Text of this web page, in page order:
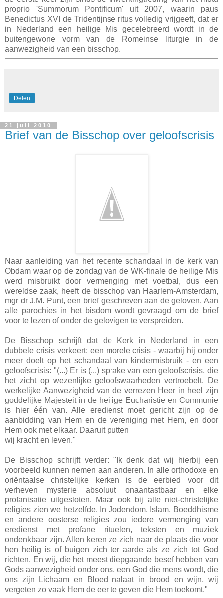
proprio 'Summorum Pontificum' uit 2007, waarin paus
Benedictus XVI de Tridentijnse ritus volledig vrijgeeft, dat er
in Nederland een heilige Mis gecelebreerd wordt in de
buitengewone vorm van de Romeinse liturgie in de
aanwezigheid van een bisschop.
Delen
21 juli 2010
Brief van de Bisschop over geloofscrisis
Naar aanleiding van het recente schandaal in de kerk van
Obdam waar op de zondag van de WK-finale de heilige Mis
werd misbruikt door vermenging met voetbal, dus een
wereldse zaak, heeft de bisschop van Haarlem-Amsterdam,
mgr dr J.M. Punt, een brief geschreven aan de geloven. Aan
alle parochies in het bisdom wordt gevraagd om de brief
voor te lezen of onder de gelovigen te verspreiden.
De Bisschop schrijft dat de Kerk in Nederland in een
dubbele crisis verkeert: een morele crisis - waarbij hij onder
meer doelt op het schandaal van kindermisbruik - en een
geloofscrisis: "(...) Er is (...) sprake van een geloofscrisis, die
het zicht op wezenlijke geloofswaarheden vertroebelt. De
werkelijke Aanwezigheid van de verrezen Heer in heel zijn
goddelijke Majesteit in de heilige Eucharistie en Communie
is hier één van. Alle eredienst moet gericht zijn op de
aanbidding van Hem en de vereniging met Hem, en door
Hem ook met elkaar. Daaruit putten
wij kracht en leven."
De Bisschop schrijft verder: "Ik denk dat wij hierbij een
voorbeeld kunnen nemen aan anderen. In alle orthodoxe en
oriëntaalse christelijke kerken is de eerbied voor dit
verheven mysterie absoluut onaantastbaar en elke
profanisatie uitgesloten. Maar ook bij alle niet-christelijke
religies zien we hetzelfde. In Jodendom, Islam, Boeddhisme
en andere oosterse religies zou iedere vermenging van
eredienst met profane rituelen, teksten en muziek
ondenkbaar zijn. Allen keren ze zich naar de plaats die voor
hen heilig is of buigen zich ter aarde als ze zich tot God
richten. En wij, die het meest diepgaande besef hebben van
Gods aanwezigheid onder ons, een God die mens wordt, die
ons zijn Lichaam en Bloed nalaat in brood en wijn, wij
vergeten zo vaak Hem de eer te geven die Hem toekomt."